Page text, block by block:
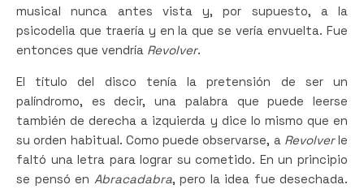
musical nunca antes vista y, por supuesto, a la
psicodelia que traería y en la que se vería envuelta. Fue
entonces que vendría Revolver.
El título del disco tenía la pretensión de ser un
palíndromo, es decir, una palabra que puede leerse
también de derecha a izquierda y dice lo mismo que en
su orden habitual. Como puede observarse, a Revolverle
faltó una letra para lograr su cometido. En un principio
se pensó en Abracadabra, pero la idea fue desechada.